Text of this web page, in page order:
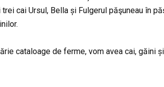
cai Ursul, Bella și Fulgerul păşuneau în
cataloage de ferme, vom avea cai, găini